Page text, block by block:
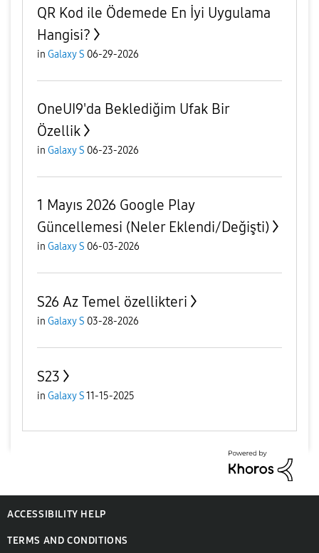
QR Kod ile Ödemede En İyi Uygulama
Hangisi?
in Galaxy S 06-29-2026
OneUI9'da Beklediğim Ufak Bir
Özellik
in Galaxy S 06-23-2026
1 Mayıs 2026 Google Play
Güncellemesi (Neler Eklendi/Değişti)
in Galaxy S 06-03-2026
S26 Az Temel özellikteri
in Galaxy S 03-28-2026
S23
in Galaxy S11-15-2025
ACCESSIBILITY HELP
TERMS AND CONDITIONS